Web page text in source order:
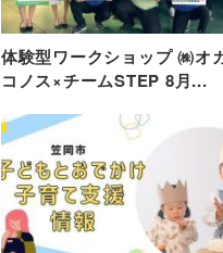
体験型ワークショップ ㈱オ
コノス×チームSTEP 8月...